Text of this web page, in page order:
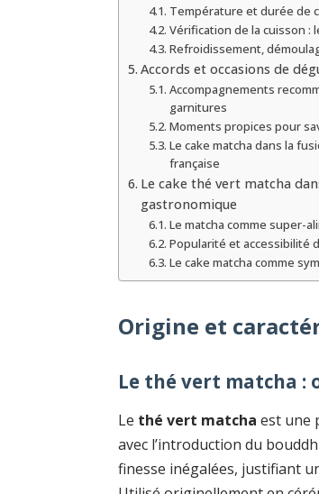
Température et durée de
Vérification de la cuisson :
Refroidissement,
Accords et occasions de
Accompagnements
garnitures
Moments propices pour
Le cake matcha dans la
française
Le cake thé vert matcha
gastronomique
Le matcha comme super-
Popularité et accessibilité
Le cake matcha comme
Origine et
Le thé vert matcha
Le thé vert matcha est une
avec l’introduction du
finesse inégalées, justifiant